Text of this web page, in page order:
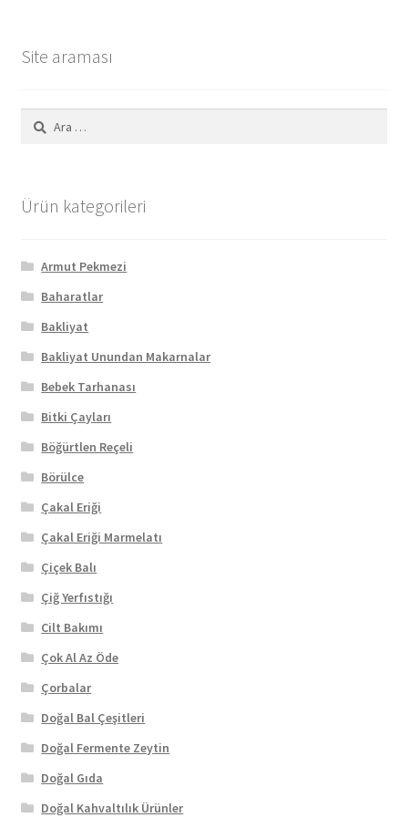
Site araması
Arama:
Ürün kategorileri
Armut Pekmezi
Baharatlar
Bakliyat
Bakliyat Unundan Makarnalar
Bebek Tarhanası
Bitki Çayları
Böğürtlen Reçeli
Börülce
Çakal Eriği
Çakal Eriği Marmelatı
Çiçek Balı
Çiğ Yerfıstığı
Cilt Bakımı
Çok Al Az Öde
Çorbalar
Doğal Bal Çeşitleri
Doğal Fermente Zeytin
Doğal Gıda
Doğal Kahvaltılık Ürünler